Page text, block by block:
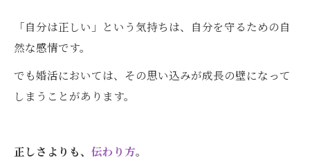
「自分は正しい」という気持ちは、自分を守るための自
然な感情です。
でも婚活においては、その思い込みが成長の壁になって
しまうことがあります。
正しさよりも、 伝わり方。